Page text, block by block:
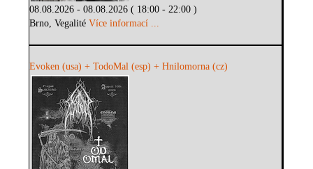
08.08.2026 - 08.08.2026 ( 18:00 - 22:00 )
Brno, VegalitéVíce informací ...
Evoken (usa) + TodoMal (esp) + Hnilomorna (cz)